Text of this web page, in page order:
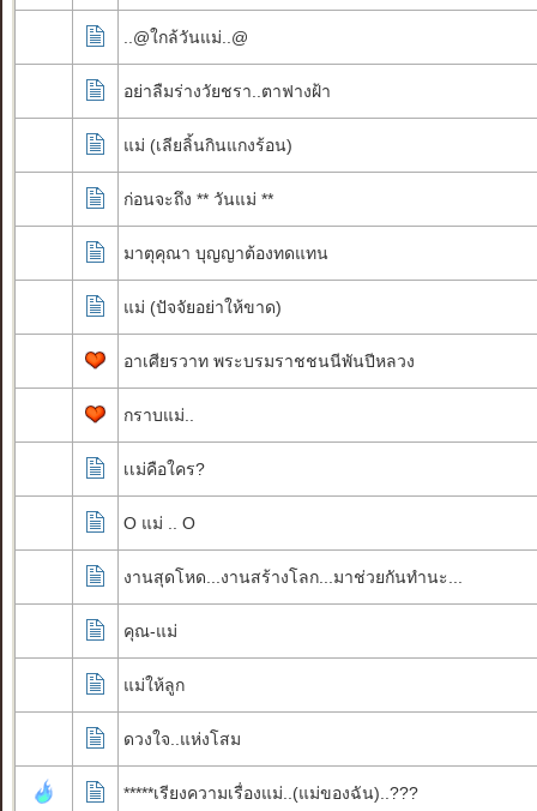
..@ใกล้วันแม่..@
อย่าลืมร่างวัยชรา..ตาฟางฝ้า
แม่ (เลียลิ้นกินแกงร้อน)
ก่อนจะถึง ** วันแม่ **
มาตุคุณา บุญญาต้องทดแทน
แม่ (ปัจจัยอย่าให้ขาด)
อาเศียรวาท พระบรมราชชนนีพันปีหลวง
กราบแม่..
เเม่คือใคร?
O แม่ .. O
งานสุดโหด...งานสร้างโลก...มาช่วยกันทำนะ...
คุณ-แม่
แม่ให้ลูก
ดวงใจ..แห่งโสม
*****เรียงความเรื่องแม่..(แม่ของฉัน)..???